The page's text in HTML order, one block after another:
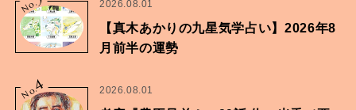
No. 2026.08.01
【真木あかりの九星気学占い】2026年8
月前半の運勢
No.
4 2026.08.01